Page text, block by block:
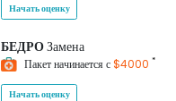
Начать оценку
БЕДРОЗамена
Пакет начинается с$4000 *
Начать оценку